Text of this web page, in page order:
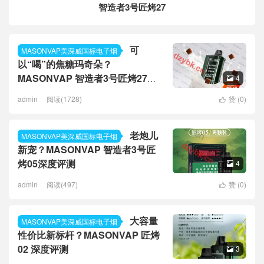
智造者3号匠烤27
MASONVAP美深威国标电子烟
可
以“喝”的焦糖玛奇朵？
MASONVAP 智造者3号匠烤27深
 4
 赞 (0)
admin 阅读(1728)
MASONVAP美深威国标电子烟
老炮儿
新宠？MASONVAP 智造者3号匠
烤05深度评测
 4
 赞 (0)
admin 阅读(497)
MASONVAP美深威国标电子烟
大容量
性价比新标杆？MASONVAP 匠烤
02 深度评测
 3